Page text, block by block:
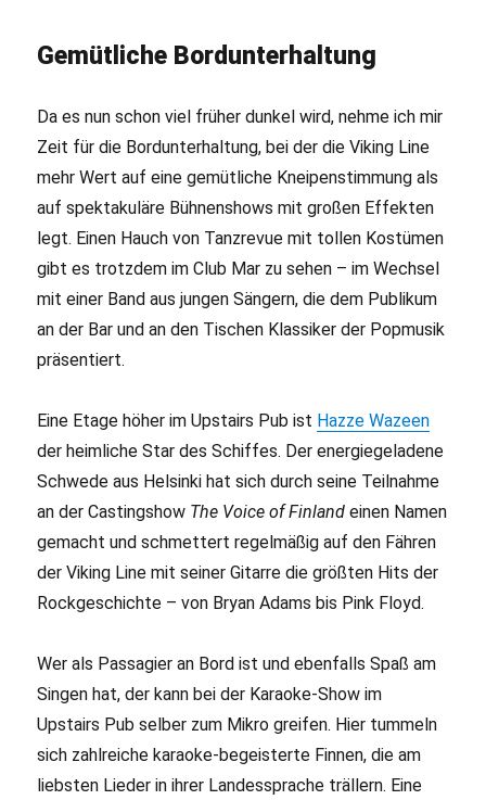
Gemütliche Bordunterhaltung
Da es nun schon viel früher dunkel wird, nehme ich mir
Zeit für die Bordunterhaltung, bei der die Viking Line
mehr Wert auf eine gemütliche Kneipenstimmung als
auf spektakuläre Bühnenshows mit großen Effekten
legt. Einen Hauch von Tanzrevue mit tollen Kostümen
gibt es trotzdem im Club Mar zu sehen – im Wechsel
mit einer Band aus jungen Sängern, die dem Publikum
an der Bar und an den Tischen Klassiker der Popmusik
präsentiert.
Eine Etage höher im Upstairs Pub ist Hazze Wazeen
der heimliche Star des Schiffes. Der energiegeladene
Schwede aus Helsinki hat sich durch seine Teilnahme
an der Castingshow The Voice of Finland einen Namen
gemacht und schmettert regelmäßig auf den Fähren
der Viking Line mit seiner Gitarre die größten Hits der
Rockgeschichte – von Bryan Adams bis Pink Floyd.
Wer als Passagier an Bord ist und ebenfalls Spaß am
Singen hat, der kann bei der Karaoke-Show im
Upstairs Pub selber zum Mikro greifen. Hier tummeln
sich zahlreiche karaoke-begeisterte Finnen, die am
liebsten Lieder in ihrer Landessprache trällern. Eine